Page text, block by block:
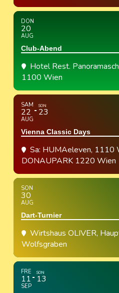
DON
20
AUG
Club-Abend
Hotel Rest.
1100 Wien
SAM
22
AUG
SON
23
Vienna Classic Days
Sa: HUMAeleven, 1110
DONAUPARK 1220 Wien
SON
30
AUG
Dart-Turnier
Wirtshaus OLIVER,
Wolfsgraben
FRE
11
SEP
SON
13